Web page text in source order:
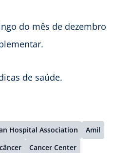
do mês de dezembro
de saúde.
Hospital Association
Amil
câncer
Cancer Center